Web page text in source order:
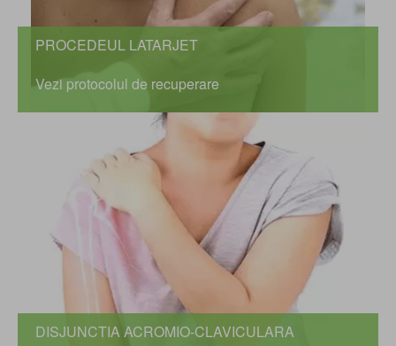
PROCEDEUL LATARJET
Vezi protocolul de recuperare
DISJUNCTIA ACROMIO-CLAVICULARA